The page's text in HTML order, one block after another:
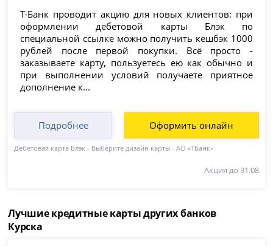
Т-Банк проводит акцию для новых клиентов: при
оформлении дебетовой карты Блэк по
специальной ссылке можно получить кешбэк 1000
рублей после первой покупки. Всё просто -
заказываете карту, пользуетесь ею как обычно и
при выполнении условий получаете приятное
дополнение к...
Подробнее Оформить онлайн
Дебетовая карта Блэк - Выберите дизайн карты - АО «ТБанк»
Акция до 31.08
Лучшие кредитные карты других банков
Курска